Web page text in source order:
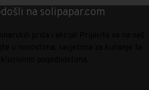
na solipapar.com